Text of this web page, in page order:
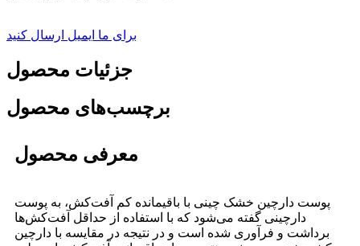
برای ما ایمیل ارسال کنید
جزئیات محصول
برچسب‌های محصول
معرفی محصول
پوست دارچین خشک چینی با باقیمانده کم آفت‌کش، به پوست
دارچینی گفته می‌شود که با استفاده از حداقل آفت‌کش‌ها
برداشت و فرآوری شده است و در نتیجه در مقایسه با دارچین